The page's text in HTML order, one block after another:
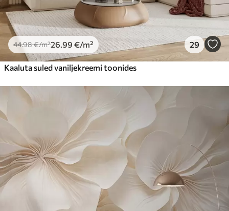
44.98€/m²26 .99 €/m² 29
Kaaluta suled vaniljekreemi toonides